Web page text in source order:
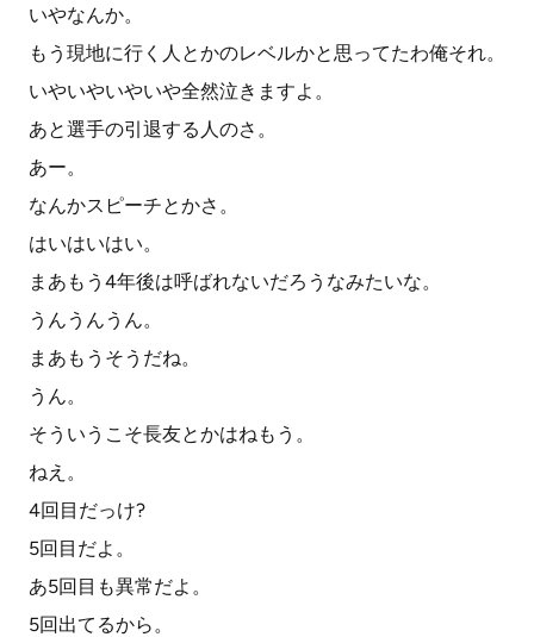
いやなんか。
もう現地に行く人とかのレベルかと思ってたわ俺それ。
いやいやいやいや全然泣きますよ。
あと選手の引退する人のさ。
あー。
なんかスピーチとかさ。
はいはいはい。
まあもう4年後は呼ばれないだろうなみたいな。
うんうんうん。
まあもうそうだね。
うん。
そういうこそ長友とかはねもう。
ねえ。
4回目だっけ?
5回目だよ。
あ5回目も異常だよ。
5回出てるから。